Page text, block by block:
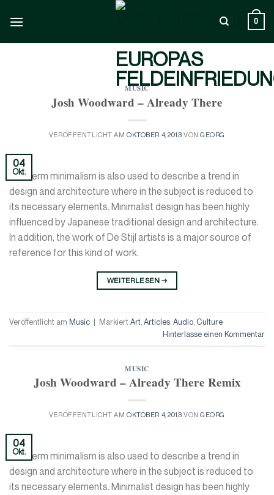
Inhalt
0
MUSIC
Josh Woodward – Already There
VERÖFFENTLICHT AMOKTOBER 4, 2013 VONGEORG
04
Okt.
The term minimalism is also used to describe a trend in
design and architecture where in the subject is reduced to
its necessary elements. Minimalist design has been highly
influenced by Japanese traditional design and architecture.
In addition, the work of De Stijl artists is a major source of
reference for this kind of work.
WEITERLESEN →
Veröffentlicht am Music | Markiert Art Articles Audio Culture
Hinterlasse einen Kommentar
MUSIC
Josh Woodward – Already There Remix
VERÖFFENTLICHT AMOKTOBER 4, 2013 VONGEORG
04
Okt.
The term minimalism is also used to describe a trend in
design and architecture where in the subject is reduced to
its necessary elements. Minimalist design has been highly